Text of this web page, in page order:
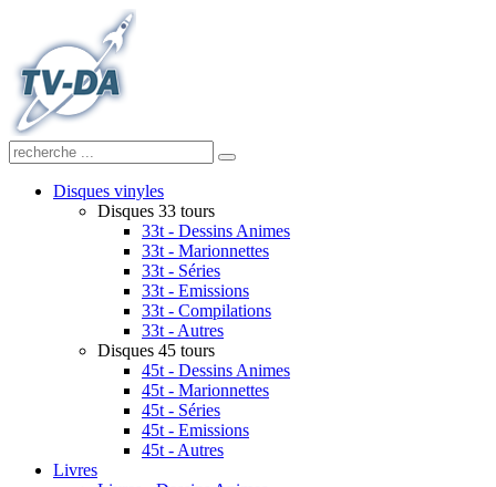
Disques vinyles
Disques 33 tours
33t - Dessins Animes
33t - Marionnettes
33t - Séries
33t - Emissions
33t - Compilations
33t - Autres
Disques 45 tours
45t - Dessins Animes
45t - Marionnettes
45t - Séries
45t - Emissions
45t - Autres
Livres